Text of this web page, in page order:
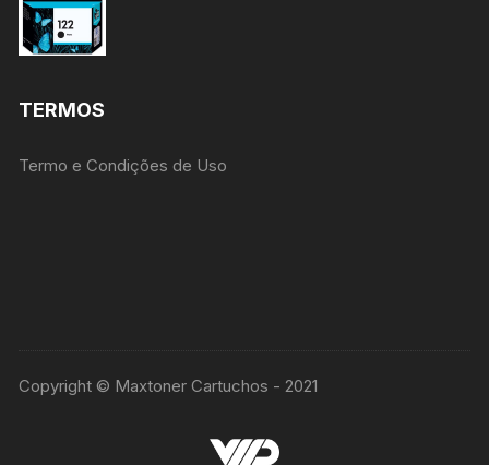
TERMOS
Termo e Condições de Uso